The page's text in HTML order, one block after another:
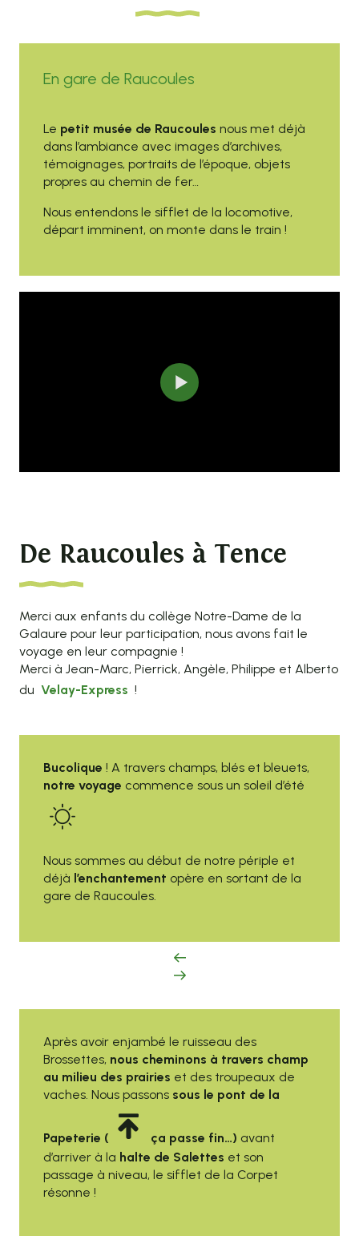
En gare de Raucoules
Le petit musée de Raucoules nous met déjà
dans l’ambiance avec images d’archives,
témoignages, portraits de l’époque, objets
propres au chemin de fer…
Nous entendons le sifflet de la locomotive,
départ imminent, on monte dans le train !
De Raucoules à Tence
Merci aux enfants du collège Notre-Dame de la
Galaure pour leur participation, nous avons fait le
voyage en leur compagnie !
Merci à Jean-Marc, Pierrick, Angèle, Philippe et Alberto
du Velay-Express !
Bucolique ! A travers champs, blés et bleuets,
notre voyage commence sous un soleil d’été
Nous sommes au début de notre périple et
déjà l’enchantement opère en sortant de la
gare de Raucoules.
Après avoir enjambé le ruisseau des
Brossettes, nous cheminons à travers champ
au milieu des prairies et des troupeaux de
vaches. Nous passons sous le pont de la
Papeterie ( ça passe fin…) avant
d’arriver à la halte de Salettes et son
passage à niveau, le sifflet de la Corpet
résonne !